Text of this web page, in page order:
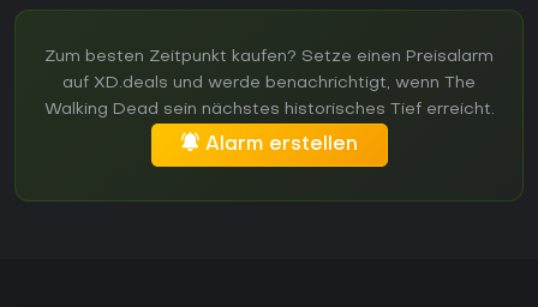
Zum besten Zeitpunkt kaufen? Setze einen Preisalarm
auf XD.deals und werde benachrichtigt, wenn The
Walking Dead sein nächstes historisches Tief erreicht.
Alarm erstellen